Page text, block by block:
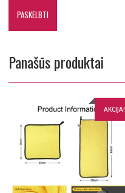
Panašūs produktai
AKCIJA!